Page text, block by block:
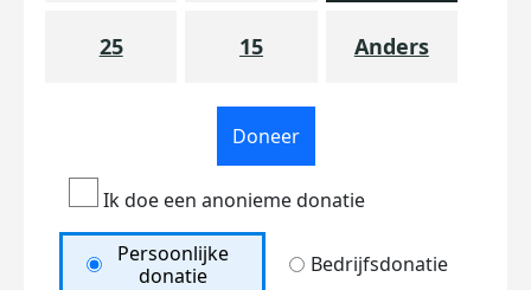
25 15 Anders
Doneer
Ik doe een anonieme donatie
Persoonlijke
donatie
Bedrijfsdonatie